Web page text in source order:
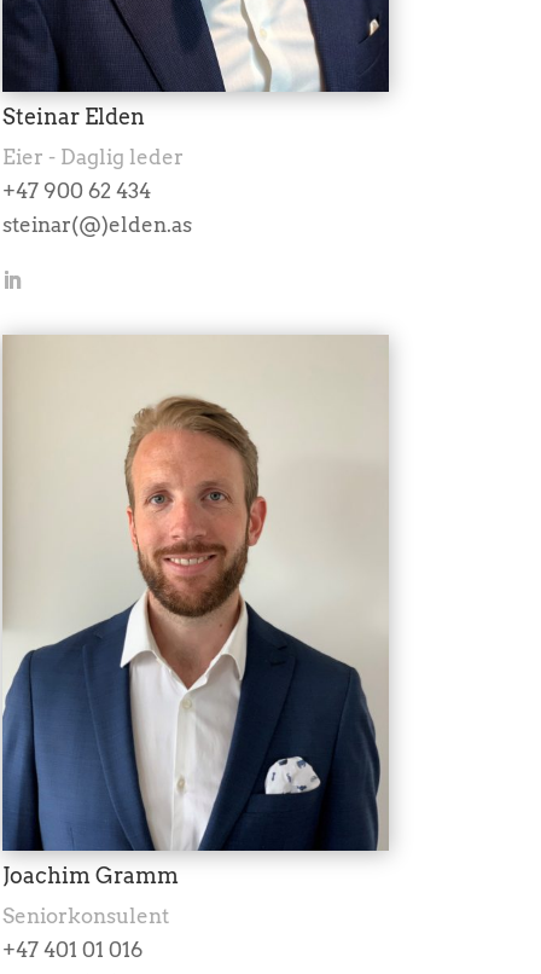
Steinar Elden
Eier - Daglig leder
+47 900 62 434
steinar(@)elden.as
Joachim Gramm
Seniorkonsulent
+47 401 01 016